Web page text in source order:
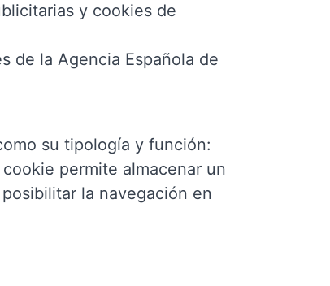
y cookies de
de la Agencia Española de
su tipología y función:
permite almacenar un
la navegación en